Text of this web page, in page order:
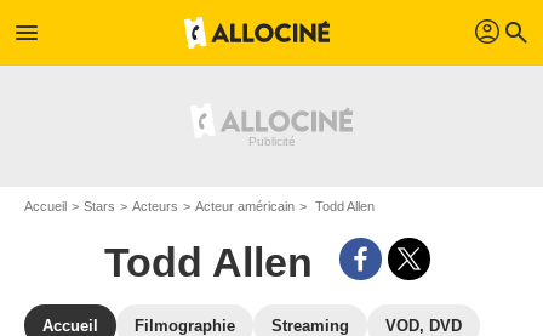
menu profil search
Accueil Stars Acteurs Acteur américain Todd Allen
Todd Allen
Accueil Filmographie Streaming VOD, DVD